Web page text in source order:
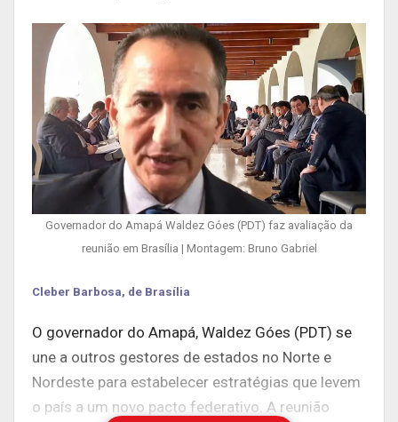
Governador do Amapá Waldez Góes (PDT) faz avaliação da
reunião em Brasília | Montagem: Bruno Gabriel
Cleber Barbosa, de Brasília
O governador do Amapá, Waldez Góes (PDT) se
une a outros gestores de estados no Norte e
Nordeste para estabelecer estratégias que levem
o país a um novo pacto federativo. A reunião